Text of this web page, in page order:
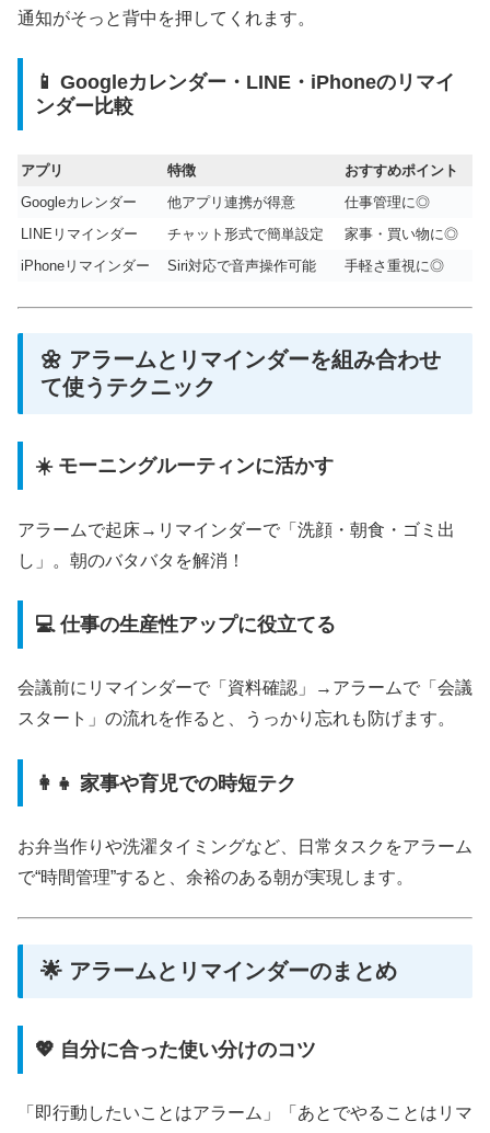
通知がそっと背中を押してくれます。
📱 Googleカレンダー・LINE・iPhoneのリマイ
ンダー比較
アプリ 特徴
おすすめポイント
Googleカレンダー
他アプリ連携が得意
仕事管理に◎
LINEリマインダー
チャット形式で簡単設定
家事・買い物に◎
iPhoneリマインダー
Siri対応で音声操作可能 手軽さ重視に◎
🌼 アラームとリマインダーを組み合わせ
て使うテクニック
☀️ モーニングルーティンに活かす
アラームで起床→リマインダーで「洗顔・朝食・ゴミ出
し」。朝のバタバタを解消！
💻 仕事の生産性アップに役立てる
会議前にリマインダーで「資料確認」→アラームで「会議
スタート」の流れを作ると、うっかり忘れも防げます。
👩‍👧 家事や育児での時短テク
お弁当作りや洗濯タイミングなど、日常タスクをアラーム
で“時間管理”すると、余裕のある朝が実現します。
🌟 アラームとリマインダーのまとめ
💖 自分に合った使い分けのコツ
「即行動したいことはアラーム」「あとでやることはリマ